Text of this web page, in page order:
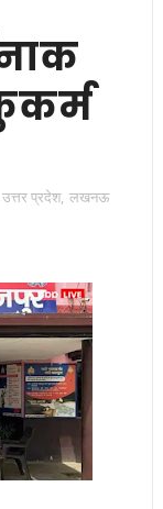
उत्तर प्रदेश, लखनऊ